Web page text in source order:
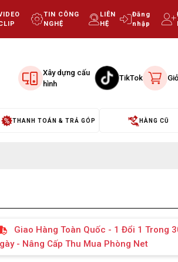
TIN CÔNG
NGHỆ
LIÊN
HỆ
Đăng
nhập
Xây dựng cấu
hình
TikTok
THANH TOÁN & TRẢ GÓP HÀNG CŨ
Giao Hàng Toàn Quốc - 1 Đổi 1 Trong
- Nâng Cấp Thu Mua Phòng Net